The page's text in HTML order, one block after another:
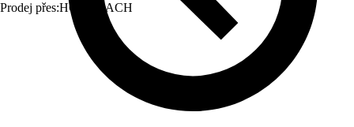
Prodej přes:HORNBACH